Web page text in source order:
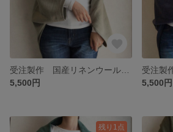
5,500円
5,500円
残り1点